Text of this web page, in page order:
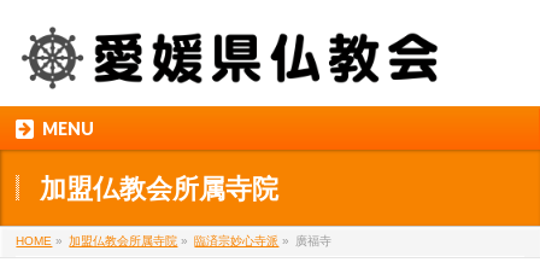
MENU
加盟仏教会所属寺院
HOME » 加盟仏教会所属寺院 » 臨済宗妙心寺派 » 廣福寺